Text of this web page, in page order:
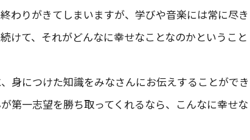
わりがきてしまいますが、学びや音楽には常に尽き
けて、それがどんなに幸せなことなのかということ
身につけた知識をみなさんにお伝えすることができ
第一志望を勝ち取ってくれるなら、こんなに幸せな